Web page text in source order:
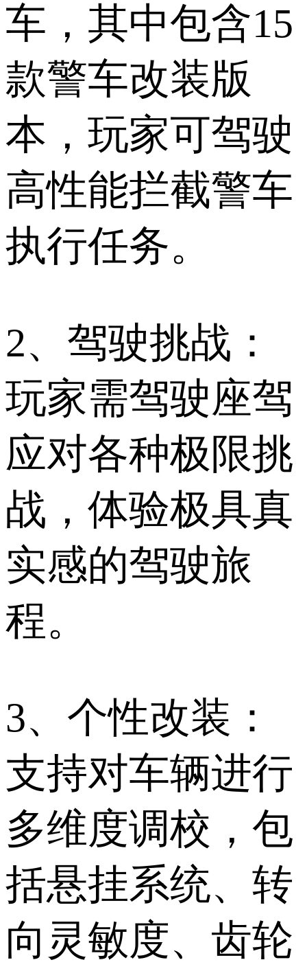
车，其中包含15
款警车改装版
本，玩家可驾驶
高性能拦截警车
执行任务。
2、驾驶挑战：
玩家需驾驶座驾
应对各种极限挑
战，体验极具真
实感的驾驶旅
程。
3、个性改装：
支持对车辆进行
多维度调校，包
括悬挂系统、转
向灵敏度、齿轮